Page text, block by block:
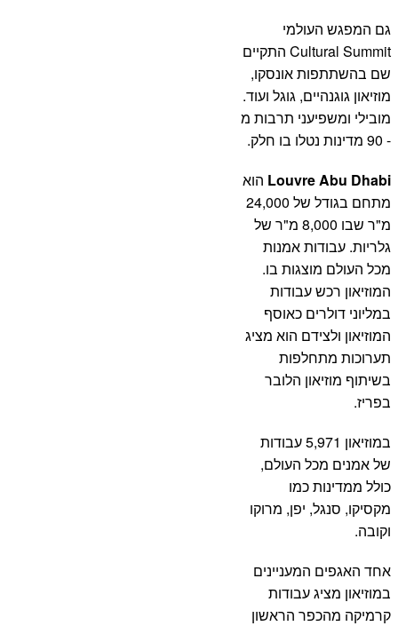
גם המפגש העולמי
Cultural Summit התקיים
שם בהשתתפות אונסקו,
מוזיאון גוגנהיים, גוגל ועוד.
מובילי ומשפיעני תרבות מ
- 90 מדינות נטלו בו חלק.
Louvre Abu Dhabi הוא
מתחם בגודל של 24,000
מ"ר שבו 8,000 מ"ר של
גלריות. עבודות אמנות
מכל העולם מוצגות בו.
המוזיאון רכש עבודות
במליוני דולרים כאוסף
המוזיאון ולצידם הוא מציג
תערוכות מתחלפות
בשיתוף מוזיאון הלובר
בפריז.
במוזיאון 5,971 עבודות
של אמנים מכל העולם,
כולל ממדינות כמו
מקסיקו, סנגל, יפן, מרוקו
וקובה.
אחד האגפים המעניינים
במוזיאון מציג עבודות
קרמיקה מהכפר הראשון